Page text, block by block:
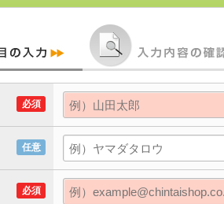
必須
任意
必須